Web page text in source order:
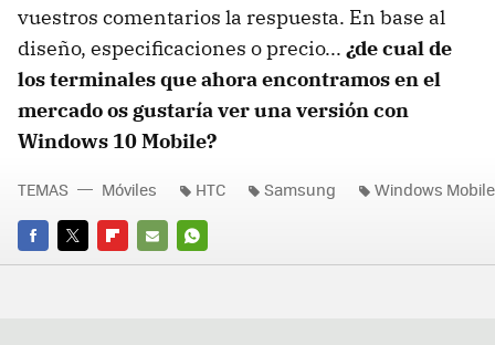
vuestros comentarios la respuesta. En base al
diseño, especificaciones o precio... ¿de cual de
los terminales que ahora encontramos en el
mercado os gustaría ver una versión con
Windows 10 Mobile?
FACEBOOK
TWITTERFLIPBOARD
E-
WHATSAPP
TEMAS Móviles HTC Samsung Windows Mobile